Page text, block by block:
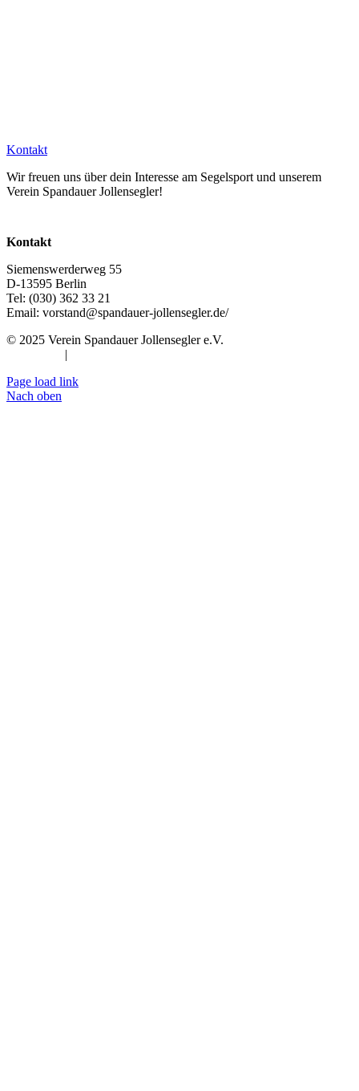
Kontakt
Wir freuen uns über dein Interesse am Segelsport und unserem
Verein Spandauer Jollensegler!
Kontakt
Siemenswerderweg 55
D-13595 Berlin
Tel: (030) 362 33 21
Email: vorstand@spandauer-jollensegler.de/
© 2025 Verein Spandauer Jollensegler e.V.
|
Page load link
Nach oben